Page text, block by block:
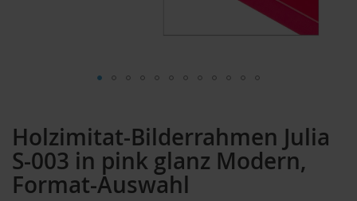
Holzimitat-Bilderrahmen Julia
S-003 in pink glanz Modern,
Format-Auswahl
der
Bildergalerie
springen